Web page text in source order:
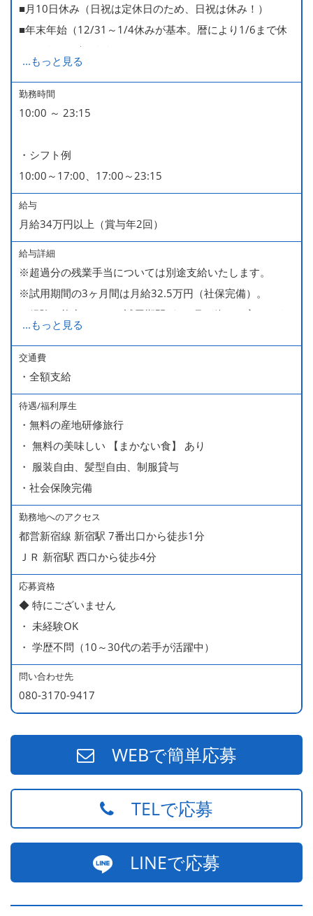
■月10日休み（日祝は定休日のため、日祝は休み！）
■年末年始（12/31～1/4休みが基本。暦により1/6まで休
みなどもございます）
■GW・お盆（暦通り）
■有給休暇
■慶弔休暇
率100％ ＊2023～2025年実績）
...もっと見る
勤務時間
10:00 ～ 23:15
・シフト例
10:00～17:00、17:00～23:15
給与
月給34万円以上（賞与年2回）
給与詳細
※超過分の残業手当については別途支給いたします。
※試用期間の3ヶ月間は月給32.5万円（社保完備）。
経験・能力により、試用期間が1ヶ月で終わる方もいま
す。
※上記月給には、一律支給のみなし残業手当（月65時間
分・10万円）を含んでいます。
■ 昇給（随時）
■ 賞与 年２回（夏・秋）約１ヶ月分
■ インセンティブ制度（月額約4万円～20万円）
＊店長・料理長候補・統括店長・統括料理長候補の場合
＜給与モデル＞
450万円／社員（20代・入社1年目・入籍予定のパートナ
ー持ち）
490万円／店長代理（20代・入社2年目・入社後に結婚。
ラブラブな新婚さん）
540万円／店長（20代・入社3年目・ 育休取得して、更に
やる気MAXの2児のお父さん）
670万円／統括店長（30代・入社7年目・中学生の長男筆
頭に3人の子供を持つ一家の大黒柱）
...もっと見る
交通費
・全額支給
待遇/福利厚生
・無料の産地研修旅行
・ 無料の美味しい 【まかない食】 あり
・ 服装自由、髪型自由、制服貸与
・社会保険完備
勤務地へのアクセス
都営新宿線 新宿駅 7番出口から徒歩1分
ＪＲ 新宿駅 西口から徒歩4分
応募資格
◆ 特にございません
・ 未経験OK
・ 学歴不問（10～30代の若手が活躍中）
問い合わせ先
080-3170-9417
WEBで簡単応募
TELで応募
LINEで応募